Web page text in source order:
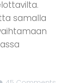
samalla